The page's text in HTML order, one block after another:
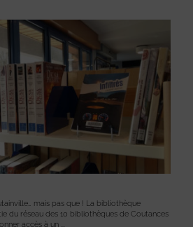
mais pas que ! La bibliothèque
du réseau des 10 bibliothèques de Coutances
accès à un ...